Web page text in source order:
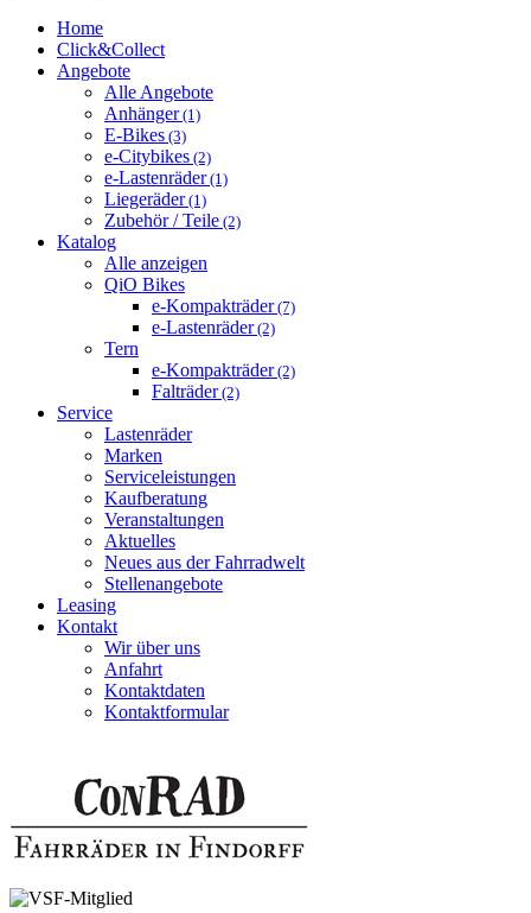
Home
Click&Collect
Angebote
Alle Angebote
Anhänger(1)
E-Bikes (3)
e-Citybikes (2)
e-Lastenräder(1)
Liegeräder(1)
Zubehör / Teile (2)
Katalog
Alle anzeigen
QiO Bikes
e-Kompakträder(7)
e-Lastenräder(2)
Tern
e-Kompakträder(2)
Falträder(2)
Service
Lastenräder
Marken
Serviceleistungen
Kaufberatung
Veranstaltungen
Aktuelles
Neues aus der Fahrradwelt
Stellenangebote
Leasing
Kontakt
Wir über uns
Anfahrt
Kontaktdaten
Kontaktformular